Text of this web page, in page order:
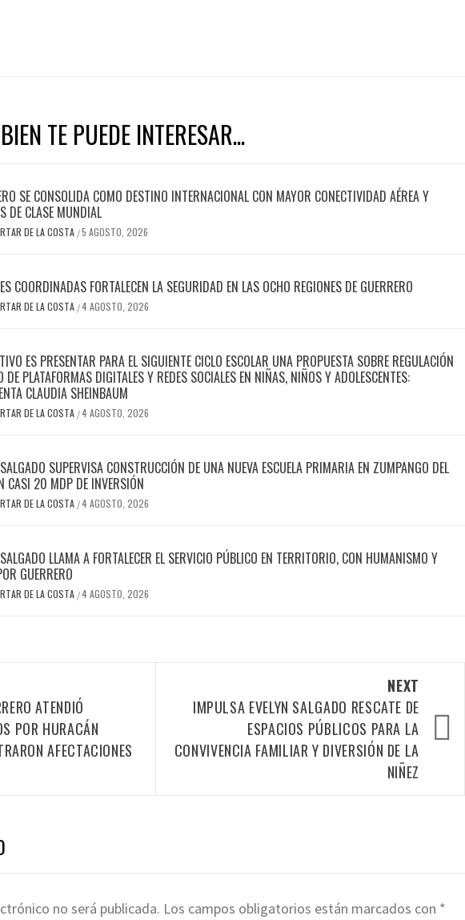
TE PUEDE INTERESAR...
SE CONSOLIDA COMO DESTINO INTERNACIONAL CON MAYOR CONECTIVIDAD AÉREA Y
DE CLASE MUNDIAL
DE LA COSTA /5 AGOSTO, 2026
COORDINADAS FORTALECEN LA SEGURIDAD EN LAS OCHO REGIONES DE GUERRERO
DE LA COSTA /4 AGOSTO, 2026
ES PRESENTAR PARA EL SIGUIENTE CICLO ESCOLAR UNA PROPUESTA SOBRE REGULACIÓN
DE PLATAFORMAS DIGITALES Y REDES SOCIALES EN NIÑAS, NIÑOS Y ADOLESCENTES:
CLAUDIA SHEINBAUM
DE LA COSTA /4 AGOSTO, 2026
SUPERVISA CONSTRUCCIÓN DE UNA NUEVA ESCUELA PRIMARIA EN ZUMPANGO DEL
CASI 20 MDP DE INVERSIÓN
DE LA COSTA /4 AGOSTO, 2026
LLAMA A FORTALECER EL SERVICIO PÚBLICO EN TERRITORIO, CON HUMANISMO Y
GUERRERO
DE LA COSTA /4 AGOSTO, 2026
ATENDIÓ
POR HURACÁN
AFECTACIONES
NEXT
IMPULSA EVELYN SALGADO RESCATE DE
ESPACIOS PÚBLICOS PARA LA
CONVIVENCIA FAMILIAR Y DIVERSIÓN DE LA
NIÑEZ
no será publicada. Los campos obligatorios están marcados con *